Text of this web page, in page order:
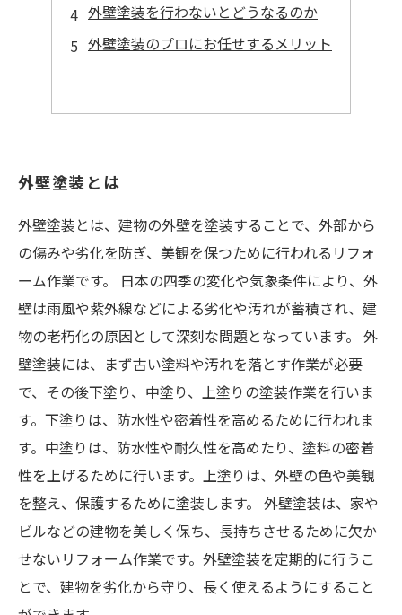
外壁塗装を行わないとどうなるのか
外壁塗装のプロにお任せするメリット
外壁塗装とは
外壁塗装とは、建物の外壁を塗装することで、外部から
の傷みや劣化を防ぎ、美観を保つために行われるリフォ
ーム作業です。 日本の四季の変化や気象条件により、外
壁は雨風や紫外線などによる劣化や汚れが蓄積され、建
物の老朽化の原因として深刻な問題となっています。 外
壁塗装には、まず古い塗料や汚れを落とす作業が必要
で、その後下塗り、中塗り、上塗りの塗装作業を行いま
す。下塗りは、防水性や密着性を高めるために行われま
す。中塗りは、防水性や耐久性を高めたり、塗料の密着
性を上げるために行います。上塗りは、外壁の色や美観
を整え、保護するために塗装します。 外壁塗装は、家や
ビルなどの建物を美しく保ち、長持ちさせるために欠か
せないリフォーム作業です。外壁塗装を定期的に行うこ
とで、建物を劣化から守り、長く使えるようにすること